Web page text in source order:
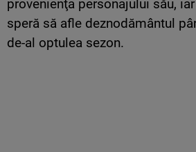
provenienţa personajului său,
speră să afle deznodământul
de-al optulea sezon.